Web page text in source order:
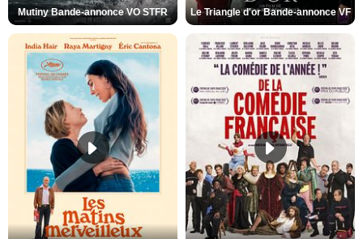
Mutiny Bande-annonce VO STFR Le Triangle d'or Bande-annonce VF